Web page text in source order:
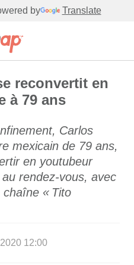
by Translate
reconvertit en
à 79 ans
Carlos
mexicain de 79 ans,
en youtubeur
rendez-vous, avec
« Tito
12:00